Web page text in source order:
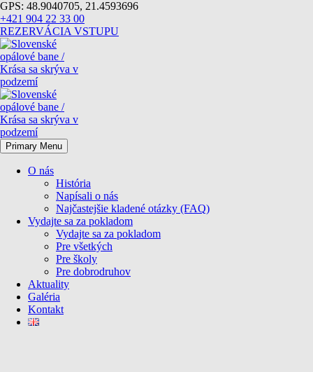
GPS: 48.9040705, 21.4593696
+421 904 22 33 00
REZERVÁCIA VSTUPU
Primary Menu
O nás
História
Napísali o nás
Najčastejšie kladené otázky (FAQ)
Vydajte sa za pokladom
Vydajte sa za pokladom
Pre všetkých
Pre školy
Pre dobrodruhov
Aktuality
Galéria
Kontakt